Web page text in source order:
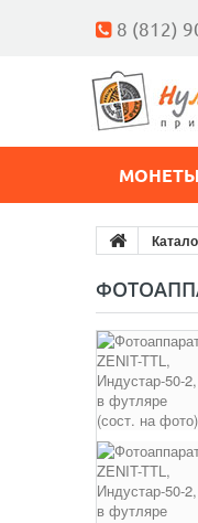
8 (812)
МОНЕТЫ